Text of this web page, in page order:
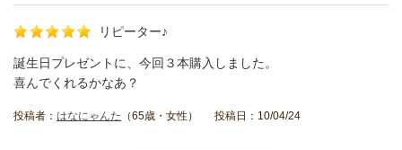
リピーター♪
誕生日プレゼントに、今回３本購入しました。
喜んでくれるかなあ？
投稿者： はなにゃんた （65歳・女性） 投稿日：10/04/24